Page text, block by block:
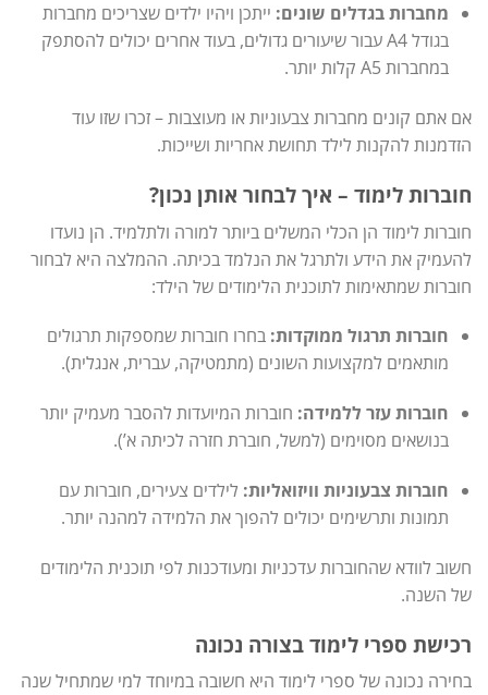
מחברות בגדלים שונים: ייתכן ויהיו ילדים שצריכים מחברות
בגודל A4 עבור שיעורים גדולים, בעוד אחרים יכולים להסתפק
במחברות A5 קלות יותר.
אם אתם קונים מחברות צבעוניות או מעוצבות – זכרו שזו עוד
הזדמנות להקנות לילד תחושת אחריות ושייכות.
חוברות לימוד – איך לבחור אותן נכון?
חוברות לימוד הן הכלי המשלים ביותר למורה ולתלמיד. הן נועדו
להעמיק את הידע ולתרגל את הנלמד בכיתה. ההמלצה היא לבחור
חוברות שמתאימות לתוכנית הלימודים של הילד:
חוברות תרגול ממוקדות: בחרו חוברות שמספקות תרגולים
מותאמים למקצועות השונים (מתמטיקה, עברית, אנגלית).
חוברות עזר ללמידה: חוברות המיועדות להסבר מעמיק יותר
בנושאים מסוימים (למשל, חוברת חזרה לכיתה א’).
חוברות צבעוניות וויזואליות: לילדים צעירים, חוברות עם
תמונות ותרשימים יכולים להפוך את הלמידה למהנה יותר.
חשוב לוודא שהחוברות עדכניות ומעודכנות לפי תוכנית הלימודים
של השנה.
רכישת ספרי לימוד בצורה נכונה
בחירה נכונה של ספרי לימוד היא חשובה במיוחד למי שמתחיל שנה